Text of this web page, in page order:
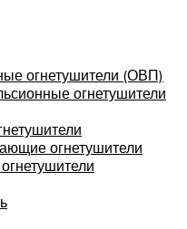
огнетушители (ОВП)
огнетушители
огнетушители